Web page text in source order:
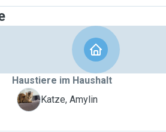
Haustiere im Haushalt
A
Katze, Amylin